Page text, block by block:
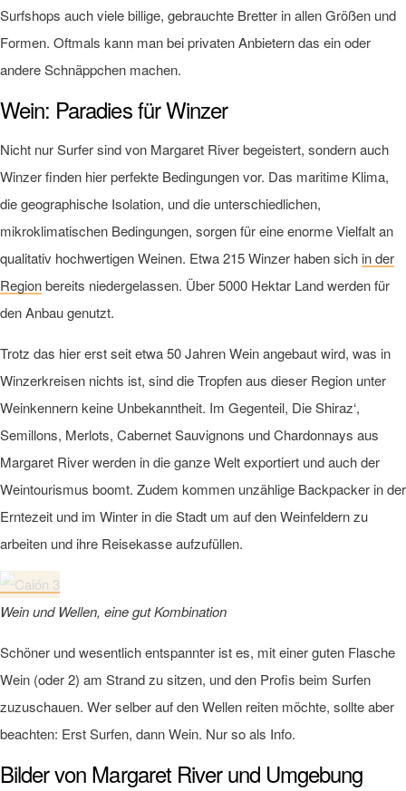
Surfshops auch viele billige, gebrauchte Bretter in allen Größen und
Formen. Oftmals kann man bei privaten Anbietern das ein oder
andere Schnäppchen machen.
Wein: Paradies für Winzer
Nicht nur Surfer sind von Margaret River begeistert, sondern auch
Winzer finden hier perfekte Bedingungen vor. Das maritime Klima,
die geographische Isolation, und die unterschiedlichen,
mikroklimatischen Bedingungen, sorgen für eine enorme Vielfalt an
qualitativ hochwertigen Weinen. Etwa 215 Winzer haben sich in der
Regionbereits niedergelassen. Über 5000 Hektar Land werden für
den Anbau genutzt.
Trotz das hier erst seit etwa 50 Jahren Wein angebaut wird, was in
Winzerkreisen nichts ist, sind die Tropfen aus dieser Region unter
Weinkennern keine Unbekanntheit. Im Gegenteil, Die Shiraz‘,
Semillons, Merlots, Cabernet Sauvignons und Chardonnays aus
Margaret River werden in die ganze Welt exportiert und auch der
Weintourismus boomt. Zudem kommen unzählige Backpacker in der
Erntezeit und im Winter in die Stadt um auf den Weinfeldern zu
arbeiten und ihre Reisekasse aufzufüllen.
Wein und Wellen, eine gut Kombination
Schöner und wesentlich entspannter ist es, mit einer guten Flasche
Wein (oder 2) am Strand zu sitzen, und den Profis beim Surfen
zuzuschauen. Wer selber auf den Wellen reiten möchte, sollte aber
beachten: Erst Surfen, dann Wein. Nur so als Info.
Bilder von Margaret River und Umgebung